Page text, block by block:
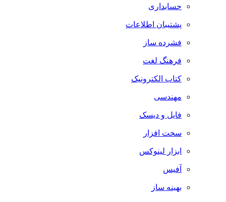
حسابداری
پشتیبان اطلاعات
فشرده ساز
فرهنگ لغت
کتاب الکترونیک
مهندسی
فایل و دیسک
سخت افزار
ابزار لینوکس
آفیس
بهینه ساز